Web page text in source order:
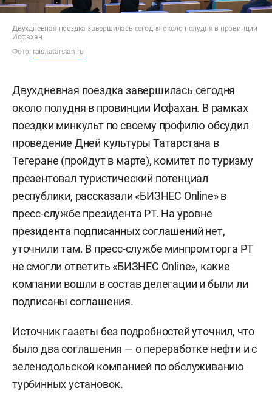
Двухдневная поездка завершилась сегодня около полудня в провинции
Исфахан
Фото: rais.tatarstan.ru
Двухдневная поездка завершилась сегодня
около полудня в провинции Исфахан. В рамках
поездки минкульт по своему профилю обсудил
проведение Дней культуры Татарстана в
Тегеране (пройдут в марте), комитет по туризму
презентовал туристический потенциал
республики, рассказали «БИЗНЕС Online» в
пресс-службе президента РТ. На уровне
президента подписанных соглашений нет,
уточнили там. В пресс-службе минпромторга РТ
не смогли ответить «БИЗНЕС Online», какие
компании вошли в состав делегации и были ли
подписаны соглашения.
Источник газеты без подробностей уточнил, что
было два соглашения — о переработке нефти и с
зеленодольской компанией по обслуживанию
турбинных установок.